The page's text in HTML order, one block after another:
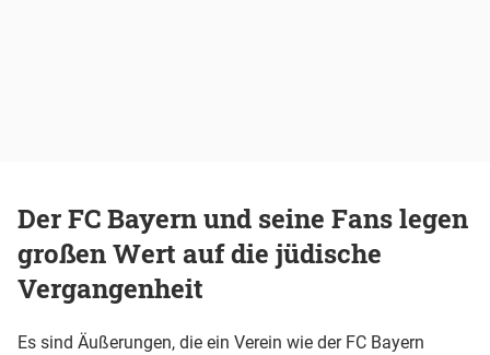
Der FC Bayern und seine Fans legen
großen Wert auf die jüdische
Vergangenheit
Es sind Äußerungen, die ein Verein wie der FC Bayern